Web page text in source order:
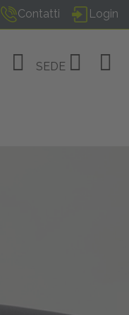
Contatti Login
SEDE